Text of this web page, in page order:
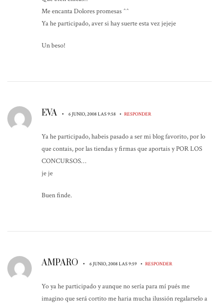
Me encanta Dolores promesas ^^
Ya he participado, aver si hay suerte esta vez jejeje
Un beso!
EVA • 6 JUNIO, 2008 LAS 9:58 • RESPONDER
Ya he participado, habeis pasado a ser mi blog favorito, por lo
que contais, por las tiendas y firmas que aportais y POR LOS
CONCURSOS…
je je
Buen finde.
AMPARO • 6 JUNIO, 2008 LAS 9:59 • RESPONDER
Yo ya he participado y aunque no sería para mí pués me
imagino que será cortito me haria mucha ilussión regalarselo a